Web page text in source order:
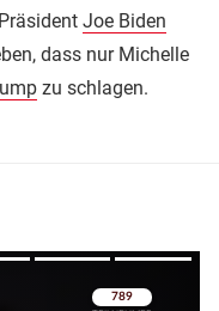
Joe Biden
dass nur Michelle
zu schlagen.